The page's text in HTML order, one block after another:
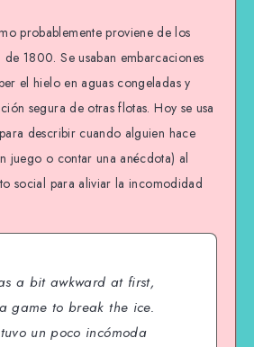
probablemente proviene de los
1800. Se usaban embarcaciones
el hielo en aguas congeladas y
segura de otras flotas. Hoy se usa
describir cuando alguien hace
juego o contar una anécdota) al
social para aliviar la incomodidad
a bit awkward at first,
game to break the ice.
un poco incómoda